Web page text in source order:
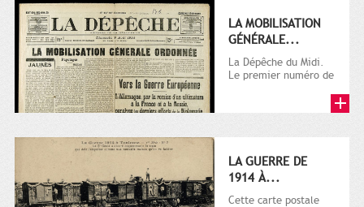
LA MOBILISATION
GÉNÉRALE...
La Dépêche du Midi.
Le premier numéro de
octobre...
LA GUERRE DE
1914 À...
Cette carte postale